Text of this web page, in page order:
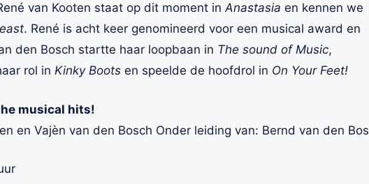
van Kooten staat op dit moment inAnastasia en kennen we
. René is acht keer genomineerd voor een musical award en
den Bosch startte haar loopbaan in The sound of Music,
rol in Kinky Boots en speelde de hoofdrol in On Your Feet!
musical hits!
en Vajèn van den Bosch Onder leiding van: Bernd van den Bos